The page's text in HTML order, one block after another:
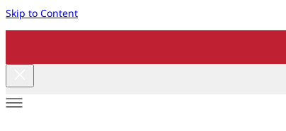
Skip to Content